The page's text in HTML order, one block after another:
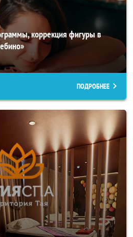
коррекция фигуры в
ПОДРОБНЕЕ